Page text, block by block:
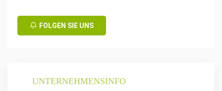
FOLGEN SIE UNS
UNTERNEHMENSINFO